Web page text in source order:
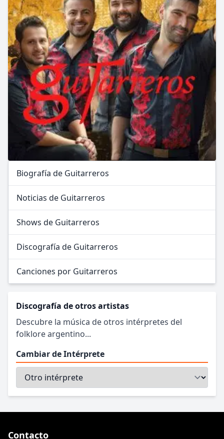
Biografía de Guitarreros
Noticias de Guitarreros
Shows de Guitarreros
Discografía de Guitarreros
Canciones por Guitarreros
Discografía de otros artistas
Descubre la música de otros intérpretes del
folklore argentino...
Cambiar de Intérprete
Contacto